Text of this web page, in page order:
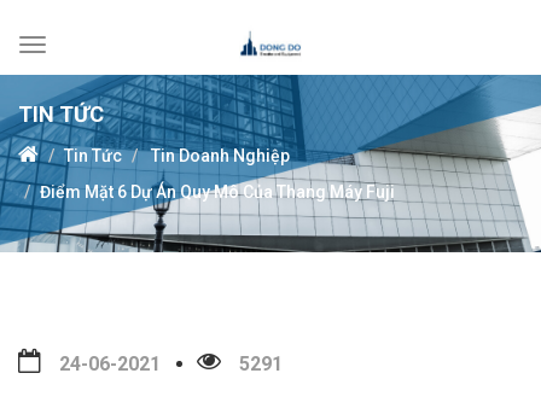
Toggle
navigation
TIN TỨC
Tin Tức
Tin Doanh Nghiệp
Điểm Mặt 6 Dự Án Quy Mô Của Thang Máy Fuji
24-06-2021 5291